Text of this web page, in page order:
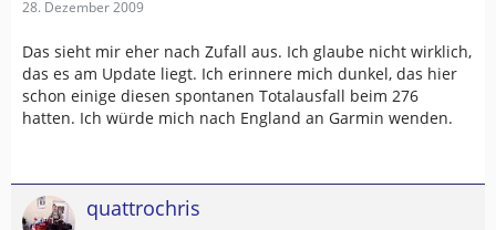
28. Dezember 2009
Das sieht mir eher nach Zufall aus. Ich glaube nicht wirklich,
das es am Update liegt. Ich erinnere mich dunkel, das hier
schon einige diesen spontanen Totalausfall beim 276
hatten. Ich würde mich nach England an Garmin wenden.
quattrochris